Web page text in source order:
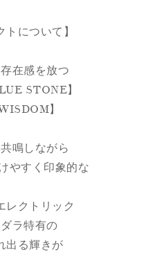
トについて】
在感を放つ
STONE】
】
鳴しながら
やすく印象的な
レクトリック
ラ特有の
出る輝きが